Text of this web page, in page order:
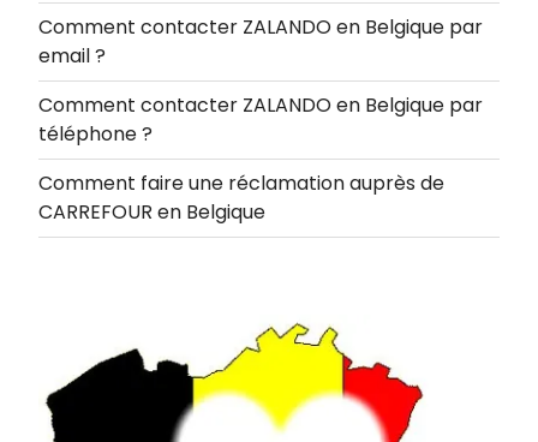
Comment contacter ZALANDO en Belgique par
email ?
Comment contacter ZALANDO en Belgique par
téléphone ?
Comment faire une réclamation auprès de
CARREFOUR en Belgique